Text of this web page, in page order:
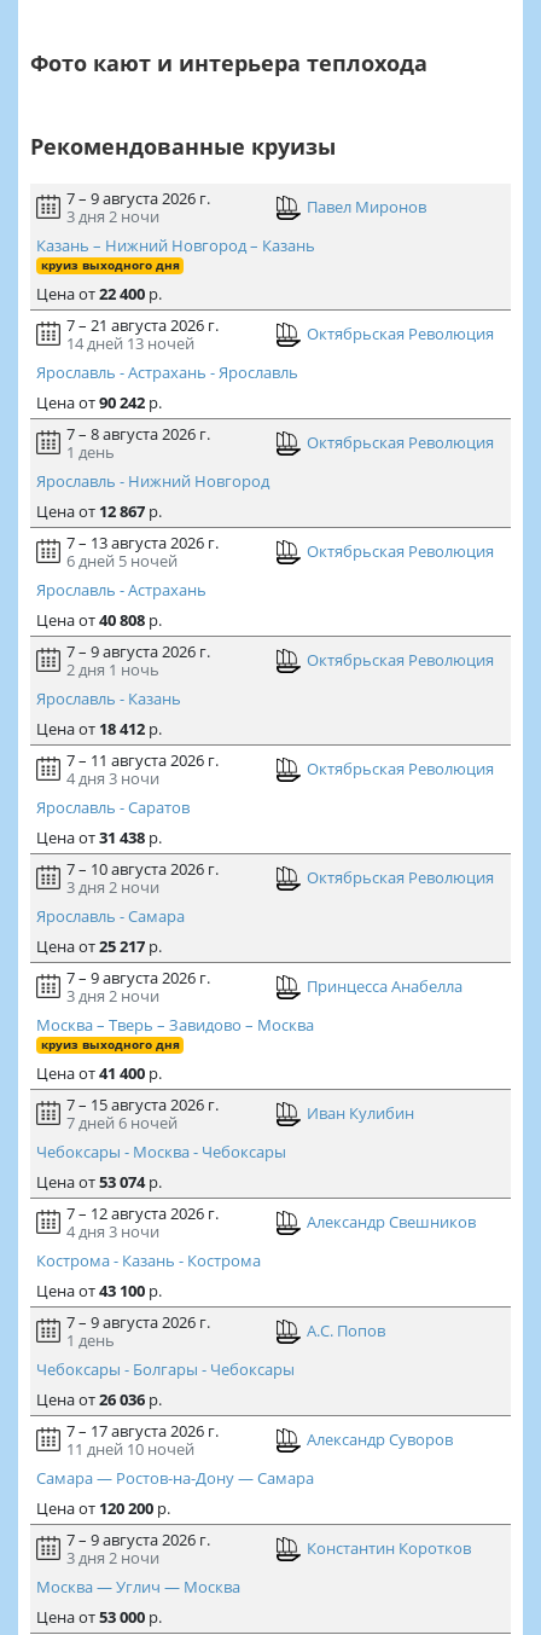
Фото кают и интерьера теплохода
Рекомендованные круизы
7 – 9 августа 2026 г.
3 дня 2 ночи
Павел Миронов
Казань – Нижний Новгород – Казань
круиз выходного дня
Ценаот22 400р.
7 – 21 августа 2026 г.
14 дней 13 ночей
Октябрьская Революция
Ярославль - Астрахань - Ярославль
Ценаот90 242р.
7 – 8 августа 2026 г.
1 день
Октябрьская Революция
Ярославль - Нижний Новгород
Ценаот 12 867р.
7 – 13 августа 2026 г.
6 дней 5 ночей
Октябрьская Революция
Ярославль - Астрахань
Ценаот40 808р.
7 – 9 августа 2026 г.
2 дня 1 ночь
Октябрьская Революция
Ярославль - Казань
Ценаот 18 412р.
7 – 11 августа 2026 г.
4 дня 3 ночи
Октябрьская Революция
Ярославль - Саратов
Ценаот31 438р.
7 – 10 августа 2026 г.
3 дня 2 ночи
Октябрьская Революция
Ярославль - Самара
Ценаот25 217р.
7 – 9 августа 2026 г.
3 дня 2 ночи
Принцесса Анабелла
Москва – Тверь – Завидово – Москва
круиз выходного дня
Ценаот41 400р.
7 – 15 августа 2026 г.
7 дней 6 ночей
Иван Кулибин
Чебоксары - Москва - Чебоксары
Ценаот53 074р.
7 – 12 августа 2026 г.
4 дня 3 ночи
Александр Свешников
Кострома - Казань - Кострома
Ценаот43 100р.
7 – 9 августа 2026 г.
1 день
А.С. Попов
Чебоксары - Болгары - Чебоксары
Ценаот26 036р.
7 – 17 августа 2026 г.
11 дней 10 ночей
Александр Суворов
Самара — Ростов-на-Дону — Самара
Ценаот 120 200р.
7 – 9 августа 2026 г.
3 дня 2 ночи
Константин Коротков
Москва — Углич — Москва
Ценаот53 000р.